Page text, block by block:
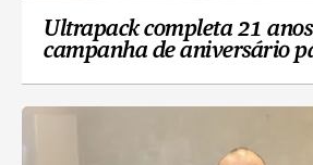
Ultrapack completa 21
campanha de aniversário